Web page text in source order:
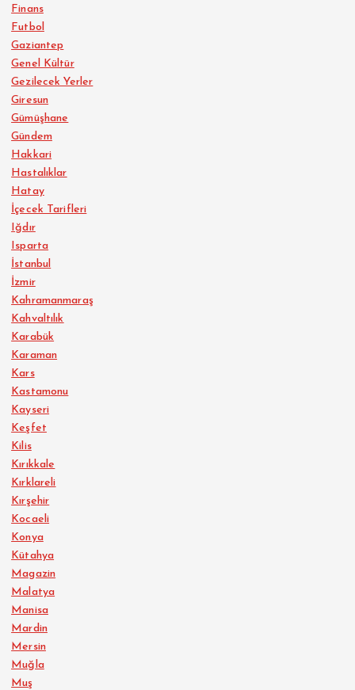
Finans
Futbol
Gaziantep
Genel Kültür
Gezilecek Yerler
Giresun
Gümüşhane
Gündem
Hakkari
Hastalıklar
Hatay
İçecek Tarifleri
Iğdır
Isparta
İstanbul
İzmir
Kahramanmaraş
Kahvaltılık
Karabük
Karaman
Kars
Kastamonu
Kayseri
Keşfet
Kilis
Kırıkkale
Kırklareli
Kırşehir
Kocaeli
Konya
Kütahya
Magazin
Malatya
Manisa
Mardin
Mersin
Muğla
Muş